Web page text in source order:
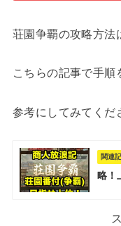
荘園争覇の攻略方法
こちらの記事で手順
参考にしてみてくだ
関連
略！